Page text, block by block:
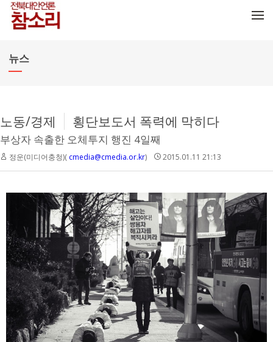
뉴스
노동/경제 횡단보도서 폭력에 막히다
부상자 속출한 오체투지 행진 4일째
정운(미디어충청)( cmedia@cmedia.or.kr) 2015.01.11 21:13